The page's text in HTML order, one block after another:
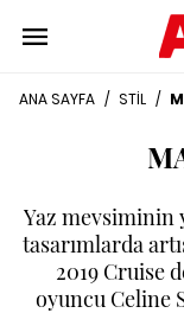
ANA SAYFA / STİL /
Yaz mevsiminin
tasarımlarda
2019 Cruise
oyuncu Celine